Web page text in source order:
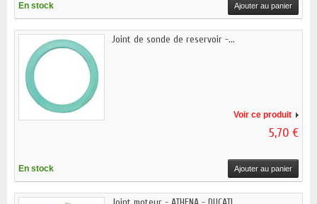
En stock Ajouter au panier
Joint de sonde de reservoir -...
Voir ce produit
5,70 €
En stock Ajouter au panier